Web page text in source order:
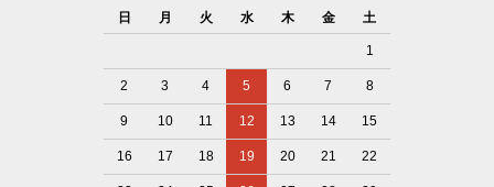
日
月 火 水 木 金 土
1
2 3 4 5 6 7 8
9 10 11 12 13 14 15
16 17 18 19 20 21 22